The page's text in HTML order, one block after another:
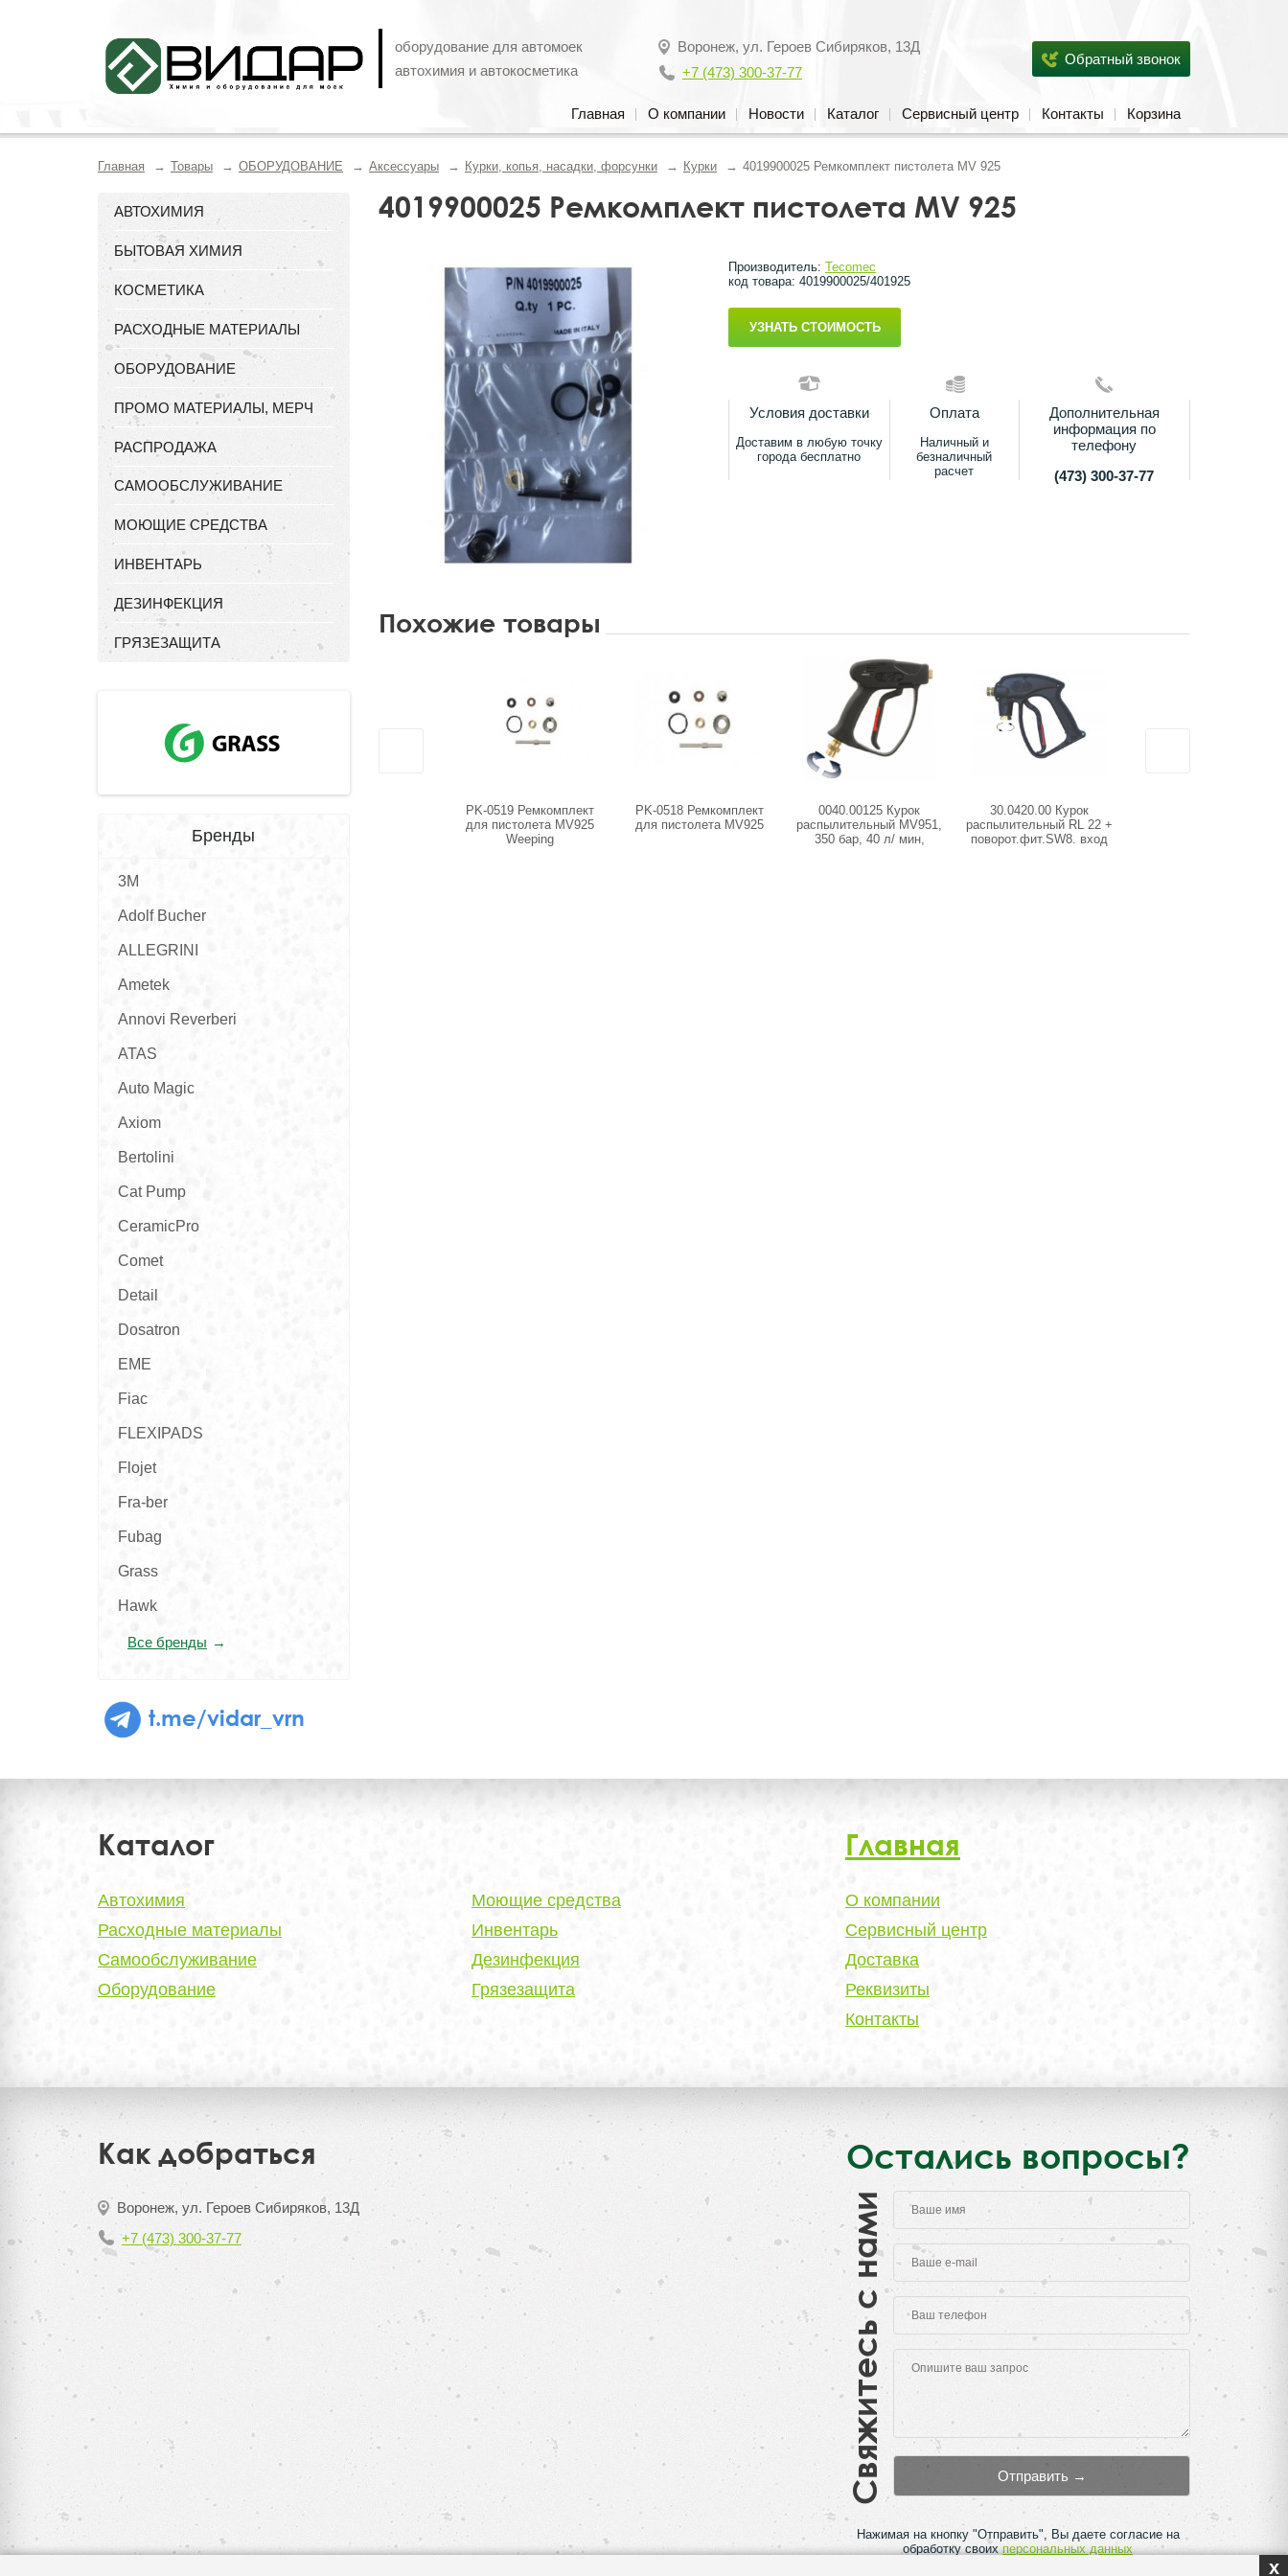
оборудование для автомоек
автохимия и автокосметика
Воронеж, ул. Героев Сибиряков, 13Д
+7 (473) 300-37-77
Обратный звонок
Главная О компании Новости Каталог Сервисный центр Контакты Корзина
Главная Товары ОБОРУДОВАНИЕ Аксессуары Курки, копья, насадки, форсунки Курки 4019900025 Ремкомплект пистолета МV 925
АВТОХИМИЯ
БЫТОВАЯ ХИМИЯ
КОСМЕТИКА
РАСХОДНЫЕ МАТЕРИАЛЫ
ОБОРУДОВАНИЕ
ПРОМО МАТЕРИАЛЫ, МЕРЧ
РАСПРОДАЖА
САМООБСЛУЖИВАНИЕ
МОЮЩИЕ СРЕДСТВА
ИНВЕНТАРЬ
ДЕЗИНФЕКЦИЯ
ГРЯЗЕЗАЩИТА
Бренды
3M
Adolf Bucher
ALLEGRINI
Ametek
Annovi Reverberi
ATAS
Auto Magic
Axiom
Bertolini
Cat Pump
CeramicPro
Comet
Detail
Dosatron
EME
Fiac
FLEXIPADS
Flojet
Fra-ber
Fubag
Grass
Hawk
Все бренды
t.me/vidar_vrn
4019900025 Ремкомплект пистолета МV 925
Производитель:Tecomec
код товара: 4019900025/401925
УЗНАТЬ СТОИМОСТЬ
Условия доставки
Доставим в любую точку
города бесплатно
Оплата
Наличный и
безналичный
расчет
Дополнительная
информация по
телефону
(473) 300-37-77
Похожие товары
PK-0519 Ремкомплект
для пистолета MV925
Weeping
PK-0518 Ремкомплект
для пистолета MV925
0040.00125 Курок
распылительный MV951,
350 бар, 40 л/ мин,
30.0420.00 Курок
распылительный RL 22 +
поворот.фит.SW8. вход
Каталог Главная
Автохимия
Расходные материалы
Самообслуживание
Оборудование
Моющие средства
Инвентарь
Дезинфекция
Грязезащита
О компании
Сервисный центр
Доставка
Реквизиты
Контакты
Как добраться
Воронеж, ул. Героев Сибиряков, 13Д
+7 (473) 300-37-77
Остались вопросы?
Свяжитесь с нами
Нажимая на кнопку "Отправить", Вы даете согласие на
обработку своихперсональных данных
x